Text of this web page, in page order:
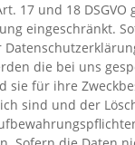
17 und 18 DSGVO
eingeschränkt.
die bei uns
sie für ihre
sind und der